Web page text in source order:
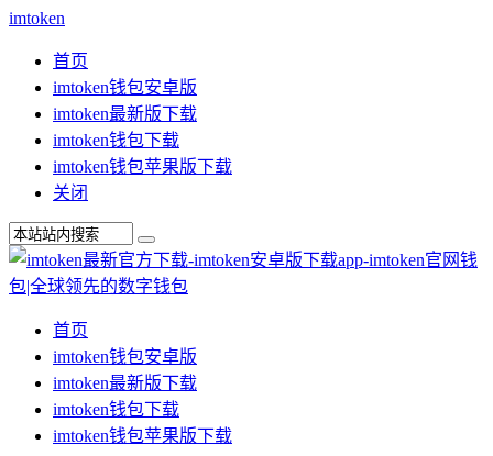
imtoken
首页
imtoken钱包安卓版
imtoken最新版下载
imtoken钱包下载
imtoken钱包苹果版下载
关闭
首页
imtoken钱包安卓版
imtoken最新版下载
imtoken钱包下载
imtoken钱包苹果版下载